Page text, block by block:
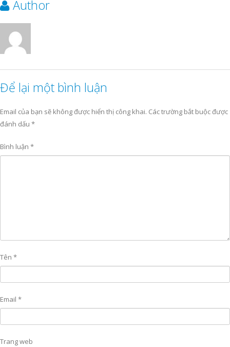
Author
Để lại một bình luận
Email của bạn sẽ không được hiển thị công khai. Các trường bắt buộc được
đánh dấu *
Bình luận *
Tên *
Email *
Trang web